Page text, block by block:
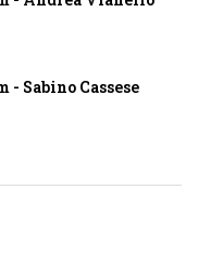
- Sabino Cassese